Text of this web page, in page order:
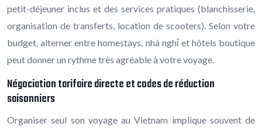
petit-déjeuner inclus et des services pratiques (blanchisserie,
organisation de transferts, location de scooters). Selon votre
budget, alterner entre homestays, nhà nghỉ et hôtels boutique
peut donner un rythme très agréable à votre voyage.
Négociation tarifaire directe et codes de réduction
saisonniers
Organiser seul son voyage au Vietnam implique souvent de